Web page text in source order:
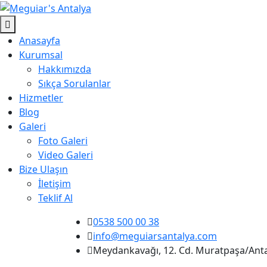
Anasayfa
Kurumsal
Hakkımızda
Sıkça Sorulanlar
Hizmetler
Blog
Galeri
Foto Galeri
Video Galeri
Bize Ulaşın
İletişim
Teklif Al
0538 500 00 38
info@meguiarsantalya.com
Meydankavağı, 12. Cd. Muratpaşa/